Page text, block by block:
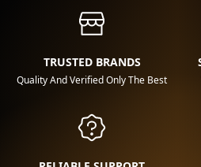
TRUSTED BRANDS
Quality And Verified Only The Best